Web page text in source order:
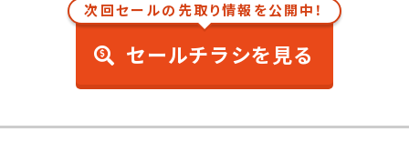
次回セールの先取り情報を公開中！
セールチラシを見る